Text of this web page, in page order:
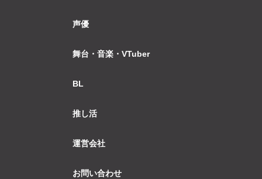
声優
舞台・音楽・VTuber
BL
推し活
運営会社
お問い合わせ